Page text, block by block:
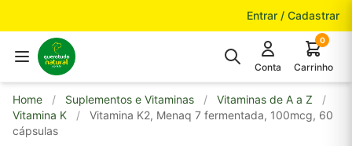
Entrar / Cadastrar
Conta
0
Carrinho
Home / Suplementos e Vitaminas / Vitaminas de A a Z
/
Vitamina K
/
Vitamina K2, Menaq 7 fermentada, 100mcg, 60
cápsulas